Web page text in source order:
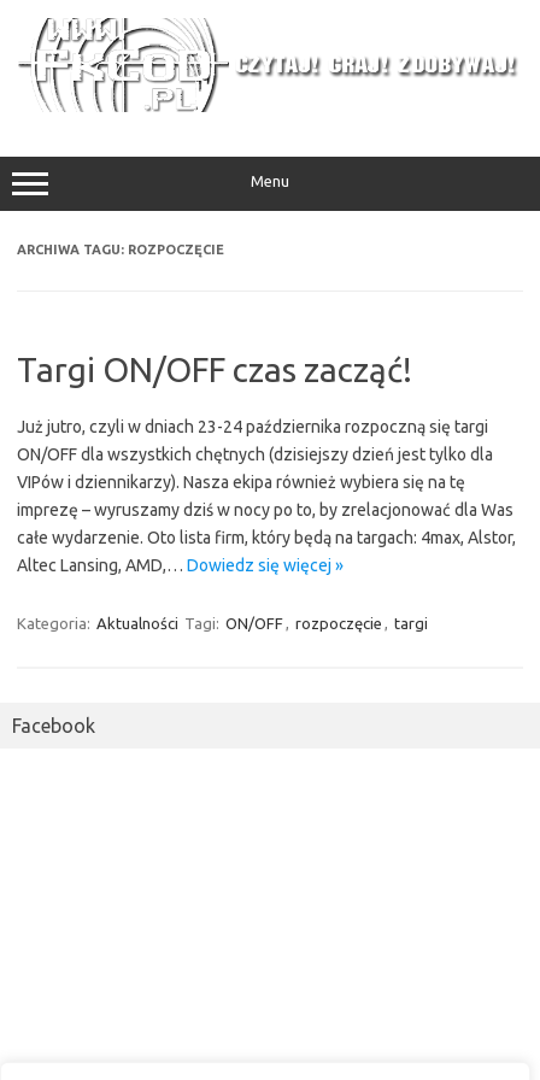
treści
Menu
ARCHIWA TAGU: ROZPOCZĘCIE
Targi ON/OFF czas zacząć!
Już jutro, czyli w dniach 23-24 października rozpoczną się targi
ON/OFF dla wszystkich chętnych (dzisiejszy dzień jest tylko dla
VIPów i dziennikarzy). Nasza ekipa również wybiera się na tę
imprezę – wyruszamy dziś w nocy po to, by zrelacjonować dla Was
całe wydarzenie. Oto lista firm, który będą na targach: 4max, Alstor,
Altec Lansing, AMD,… Dowiedz się więcej »
Kategoria: Aktualności Tagi: ON/OFF rozpoczęcie targi
Facebook